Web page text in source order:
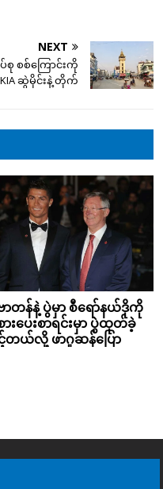
NEXT
စစ်ကြောင်းကို
KIA ဆွဲမိုင်းနဲ့ တိုက်
တန်နဲ့ ပွဲမှာ စီရော်နယ်ဒိုကို
ားပေးစာရင်းမှာ ပွဲထုတ်ခဲ့
ယ်လို့ ဖာဂူဆန်ပြော